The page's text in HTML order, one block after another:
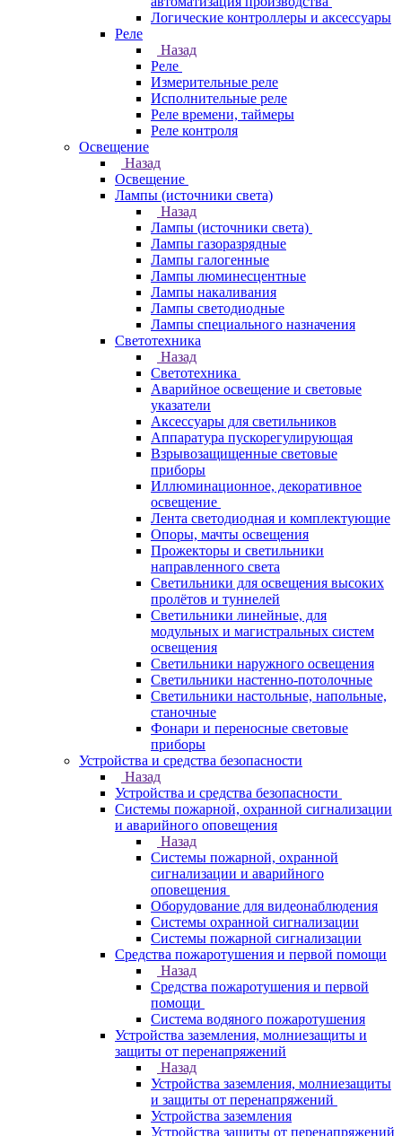
Логические контроллеры и аксессуары
Реле
Назад
Реле
Измерительные реле
Исполнительные реле
Реле времени, таймеры
Реле контроля
Освещение
Назад
Освещение
Лампы (источники света)
Назад
Лампы (источники света)
Лампы газоразрядные
Лампы галогенные
Лампы люминесцентные
Лампы накаливания
Лампы светодиодные
Лампы специального назначения
Светотехника
Назад
Светотехника
Аварийное освещение и световые
указатели
Аксессуары для светильников
Аппаратура пускорегулирующая
Взрывозащищенные световые
приборы
Иллюминационное, декоративное
освещение
Лента светодиодная и комплектующие
Опоры, мачты освещения
Прожекторы и светильники
направленного света
Светильники для освещения высоких
пролётов и туннелей
Светильники линейные, для
модульных и магистральных систем
освещения
Светильники наружного освещения
Светильники настенно-потолочные
Светильники настольные, напольные,
станочные
Фонари и переносные световые
приборы
Устройства и средства безопасности
Назад
Устройства и средства безопасности
Системы пожарной, охранной сигнализации
и аварийного оповещения
Назад
Системы пожарной, охранной
сигнализации и аварийного
оповещения
Оборудование для видеонаблюдения
Системы охранной сигнализации
Системы пожарной сигнализации
Средства пожаротушения и первой помощи
Назад
Средства пожаротушения и первой
помощи
Система водяного пожаротушения
Устройства заземления, молниезащиты и
защиты от перенапряжений
Назад
Устройства заземления, молниезащиты
и защиты от перенапряжений
Устройства заземления
Устройства защиты от перенапряжений